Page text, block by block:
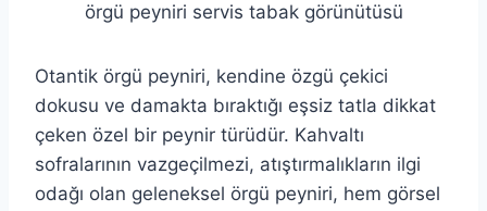
örgü peyniri servis tabak görünütüsü
Otantik örgü peyniri, kendine özgü çekici
dokusu ve damakta bıraktığı eşsiz tatla dikkat
çeken özel bir peynir türüdür. Kahvaltı
sofralarının vazgeçilmezi, atıştırmalıkların ilgi
odağı olan geleneksel örgü peyniri, hem görsel